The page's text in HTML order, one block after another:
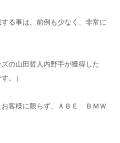
る事は、前例も少なく、非常に
の山田哲人内野手が獲得した
。）
お客様に限らず、ＡＢＥ ＢＭＷ